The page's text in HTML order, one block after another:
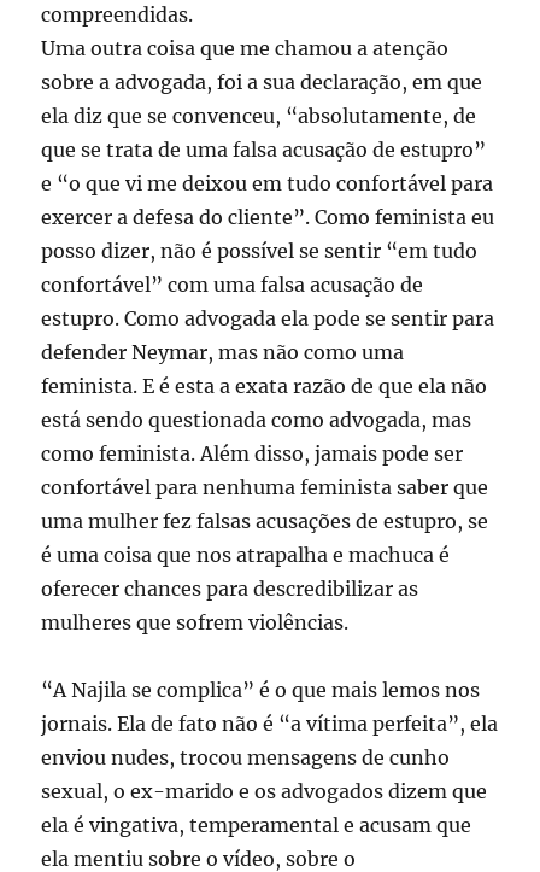
compreendidas.
Uma outra coisa que me chamou a atenção
sobre a advogada, foi a sua declaração, em que
ela diz que se convenceu, “absolutamente, de
que se trata de uma falsa acusação de estupro”
e “o que vi me deixou em tudo confortável para
exercer a defesa do cliente”. Como feminista eu
posso dizer, não é possível se sentir “em tudo
confortável” com uma falsa acusação de
estupro. Como advogada ela pode se sentir para
defender Neymar, mas não como uma
feminista. E é esta a exata razão de que ela não
está sendo questionada como advogada, mas
como feminista. Além disso, jamais pode ser
confortável para nenhuma feminista saber que
uma mulher fez falsas acusações de estupro, se
é uma coisa que nos atrapalha e machuca é
oferecer chances para descredibilizar as
mulheres que sofrem violências.
“A Najila se complica” é o que mais lemos nos
jornais. Ela de fato não é “a vítima perfeita”, ela
enviou nudes, trocou mensagens de cunho
sexual, o ex-marido e os advogados dizem que
ela é vingativa, temperamental e acusam que
ela mentiu sobre o vídeo, sobre o